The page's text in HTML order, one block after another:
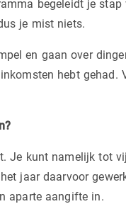
begeleidt je
je mist niets.
en gaan over
hebt gehad.
Je kunt namelijk tot
jaar daarvoor
aparte aangifte in.